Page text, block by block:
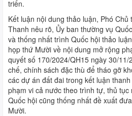
triển.
Kết luận nội dung thảo luận, Phó Chủ
Thanh nêu rõ, Ủy ban thường vụ
và thống nhất trình Quốc hội thảo
họp thứ Mười về nội dung mở rộng
quyết số 170/2024/QH15 ngày 30/
chế, chính sách đặc thù để tháo gỡ
các dự án đất đai trong kết luận
phạm vi cả nước theo trình tự, thủ
Quốc hội cũng thống nhất đề xuất
Mười.